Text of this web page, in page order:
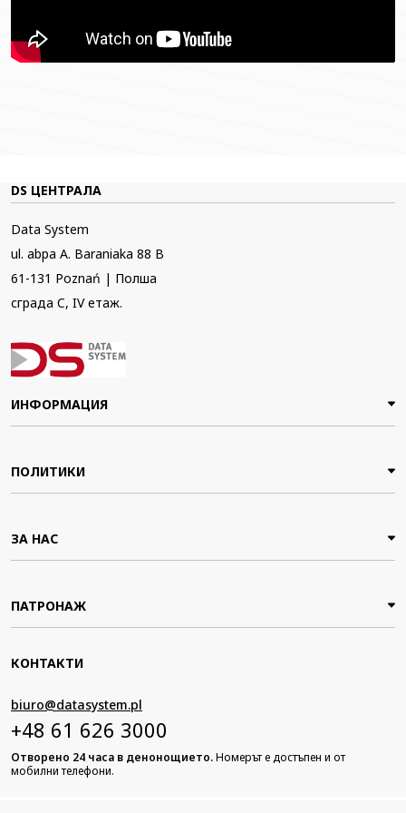
DS ЦЕНТРАЛА
Data System
ul. abpa A. Baraniaka 88 B
61-131 Poznań | Полша
сграда C, IV етаж.
ИНФОРМАЦИЯ
ПОЛИТИКИ
ЗА НАС
ПАТРОНАЖ
КОНТАКТИ
biuro@datasystem.pl
+48 61 626 3000
Отворено 24 часа в денонощието.Номерът е достъпен и от
мобилни телефони.